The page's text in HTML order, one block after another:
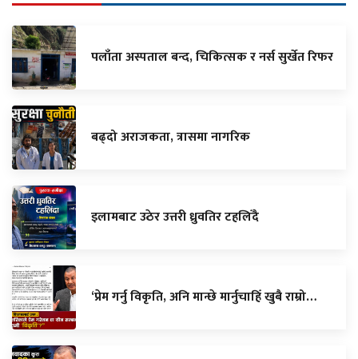
पलाँता अस्पताल बन्द, चिकित्सक र नर्स सुर्खेत रिफर
बढ्दो अराजकता, त्रासमा नागरिक
इलामबाट उठेर उत्तरी ध्रुवतिर टहलिँदै
‘प्रेम गर्नु विकृति, अनि मान्छे मार्नुचाहिँ खुबै राम्रो…